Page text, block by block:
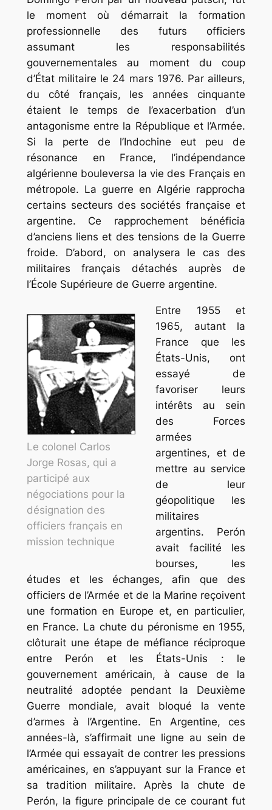
le moment où démarrait la formation
professionnelle des futurs officiers
assumant les responsabilités
gouvernementales au moment du coup
d’État militaire le 24 mars 1976. Par ailleurs,
du côté français, les années cinquante
étaient le temps de l’exacerbation d’un
antagonisme entre la République et l’Armée.
Si la perte de l’Indochine eut peu de
résonance en France, l’indépendance
algérienne bouleversa la vie des Français en
métropole. La guerre en Algérie rapprocha
certains secteurs des sociétés française et
argentine. Ce rapprochement bénéficia
d’anciens liens et des tensions de la Guerre
froide. D’abord, on analysera le cas des
militaires français détachés auprès de
l’École Supérieure de Guerre argentine.
Le colonel Carlos
Jorge Rosas, qui a
participé aux
négociations pour la
désignation des
officiers français en
mission technique
Entre 1955 et
1965, autant la
France que les
États-Unis, ont
essayé de
favoriser leurs
intérêts au sein
des Forces
armées
argentines, et de
mettre au service
de leur
géopolitique les
militaires
argentins. Perón
avait facilité les
bourses, les
études et les échanges, afin que des
officiers de l’Armée et de la Marine reçoivent
une formation en Europe et, en particulier,
en France. La chute du péronisme en 1955,
clôturait une étape de méfiance réciproque
entre Perón et les États-Unis : le
gouvernement américain, à cause de la
neutralité adoptée pendant la Deuxième
Guerre mondiale, avait bloqué la vente
d’armes à l’Argentine. En Argentine, ces
années-là, s’affirmait une ligne au sein de
l’Armée qui essayait de contrer les pressions
américaines, en s’appuyant sur la France et
sa tradition militaire. Après la chute de
Perón, la figure principale de ce courant fut